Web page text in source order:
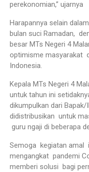
perekonomian,” ujarnya
Harapannya selain
bulan suci Ramadan,
besar MTs Negeri 4
optimisme masyarakat
Indonesia.
Kepala MTs Negeri 4
untuk tahun ini
dikumpulkan dari
didistribusikan untuk
guru ngaji di beberapa
Semoga kegiatan amal
mengangkat pandemi
memberi solusi bagi